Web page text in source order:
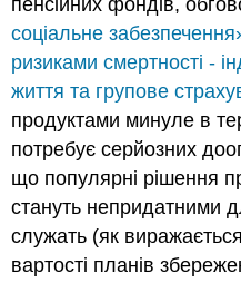
соціальне
ризиками смертності -
життя та групове
продуктами минуле в
потребує серйозних
що популярні рішення
стануть непридатними
служать (як
вартості планів